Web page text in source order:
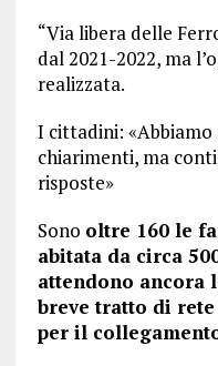
“Via libera delle
dal 2021-2022, ma
realizzata.
I cittadini:
chiarimenti, ma
risposte»
Sono oltre 160 le
abitata da circa
attendono ancora
breve tratto di
per il